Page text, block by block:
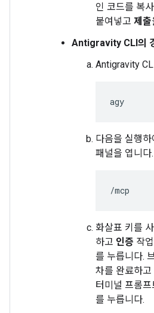
인 코드를 복
붙여넣고 제출
Antigravity CLI의
Antigravity
다음을 실행
패널을 엽니다.
화살표 키를
하고 인증 작
를 누릅니다.
차를 완료하고
터미널 프롬
를 누릅니다.